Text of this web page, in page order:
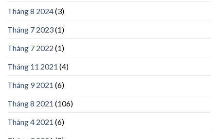
Tháng 8 2024(3)
Tháng 7 2023(1)
Tháng 7 2022 (1)
Tháng 11 2021 (4)
Tháng 9 2021 (6)
Tháng 8 2021 (106)
Tháng 4 2021 (6)